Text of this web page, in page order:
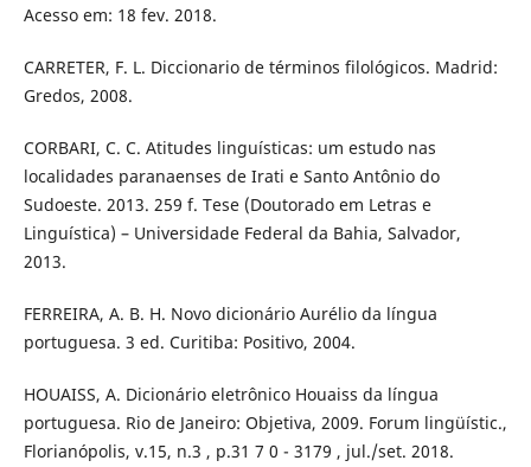
Acesso em: 18 fev. 2018.
CARRETER, F. L. Diccionario de términos filológicos. Madrid:
Gredos, 2008.
CORBARI, C. C. Atitudes linguísticas: um estudo nas
localidades paranaenses de Irati e Santo Antônio do
Sudoeste. 2013. 259 f. Tese (Doutorado em Letras e
Linguística) – Universidade Federal da Bahia, Salvador,
2013.
FERREIRA, A. B. H. Novo dicionário Aurélio da língua
portuguesa. 3 ed. Curitiba: Positivo, 2004.
HOUAISS, A. Dicionário eletrônico Houaiss da língua
portuguesa. Rio de Janeiro: Objetiva, 2009. Forum lingüístic.,
Florianópolis, v.15, n.3 , p.31 7 0 - 3179 , jul./set. 2018.